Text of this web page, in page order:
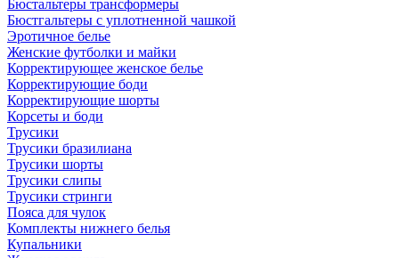
Бюстальтеры трансформеры
Бюстгальтеры с уплотненной чашкой
Эротичное белье
Женские футболки и майки
Корректирующее женское белье
Корректирующие боди
Корректирующие шорты
Корсеты и боди
Трусики
Трусики бразилиана
Трусики шорты
Трусики слипы
Трусики стринги
Пояса для чулок
Комплекты нижнего белья
Купальники